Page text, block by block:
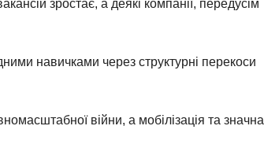
зростає, а деякі компанії, передусім
навичками через структурні перекоси
війни, а мобілізація та значна